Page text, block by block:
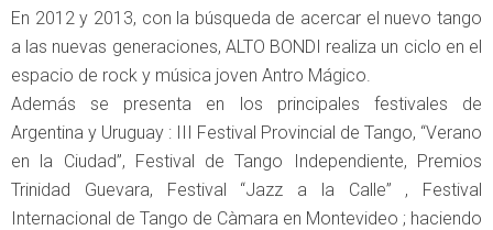
En 2012 y 2013, con la búsqueda de acercar el nuevo tango
a las nuevas generaciones, ALTO BONDI realiza un ciclo en el
espacio de rock y música joven Antro Mágico.
Además se presenta en los principales festivales de
Argentina y Uruguay : III Festival Provincial de Tango, “Verano
en la Ciudad”, Festival de Tango Independiente, Premios
Trinidad Guevara, Festival “Jazz a la Calle” , Festival
Internacional de Tango de Càmara en Montevideo ; haciendo